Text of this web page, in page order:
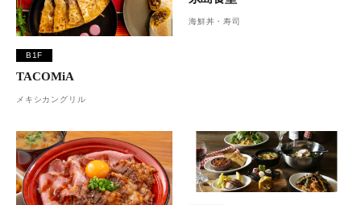
B1F
TACOMiA
メキシカングリル
海鮮丼・寿司